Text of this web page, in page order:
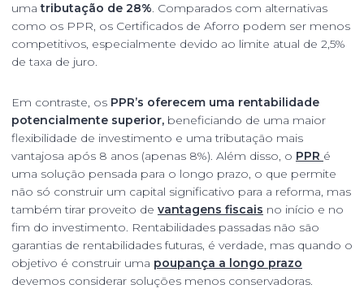
umatributação de 28%. Comparados com alternativas
como os PPR, os Certificados de Aforro podem ser menos
competitivos, especialmente devido ao limite atual de 2,5%
de taxa de juro.
Em contraste, os PPR’s oferecem uma rentabilidade
potencialmente superior, beneficiando de uma maior
flexibilidade de investimento e uma tributação mais
vantajosa após 8 anos (apenas 8%). Além disso, o PPR é
uma solução pensada para o longo prazo, o que permite
não só construir um capital significativo para a reforma, mas
também tirar proveito de vantagens fiscais no início e no
fim do investimento. Rentabilidades passadas não são
garantias de rentabilidades futuras, é verdade, mas quando o
objetivo é construir uma poupança a longo prazo
devemos considerar soluções menos conservadoras.